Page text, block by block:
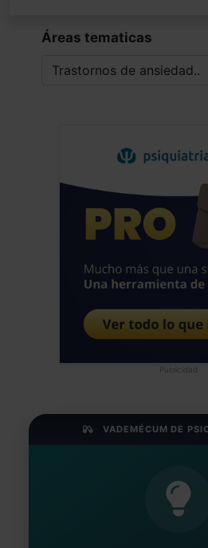
Áreas tematicas
Publicidad
VADEMÉCUM DE